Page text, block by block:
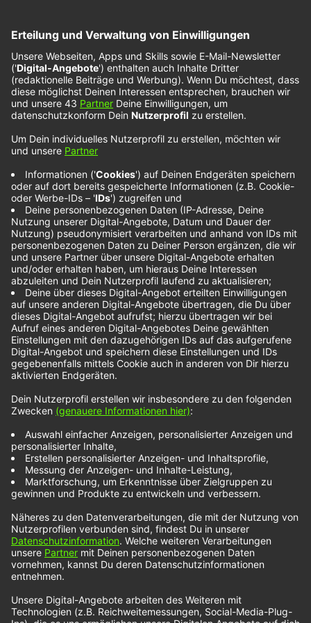
The Ramona Flowers
feat. Nile Rogers – Up
All Night
Groovigen und tanzbaren Stimmungs-Pop liefern
„The Ramona Flowers“ bei NOXX ab mit ihrer
Single„Up All Night“. Die junge Band aus dem
britischen Bristol hat sich dafür mit der Musik- und
Produzenten-Legende Nile Rodgers
Band„CHIC“ mit „Le Freak“richtig groß
Zeit nimmt für eine noch eher unbekannte Band
feierten die Jungs von „The Ramona Flowers“ dann
auch gleich auf Instagram richtig ab. Wir bei NOXX
feiern derweil ihre Single „Up All Night“. Dreht sie
auf und feiert mit uns …
Noch mehr NOXX-Künstler findest du hier:
Wir benötigen Ihre Zustimmung, um
den YouTube Video-Service zu